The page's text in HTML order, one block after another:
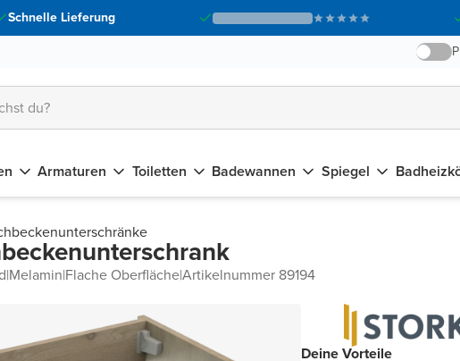
Schnelle Lieferung
Armaturen Toiletten Badewannen Spiegel
|Melamin|Flache Oberfläche|Artikelnummer 89194
Deine Vorteile